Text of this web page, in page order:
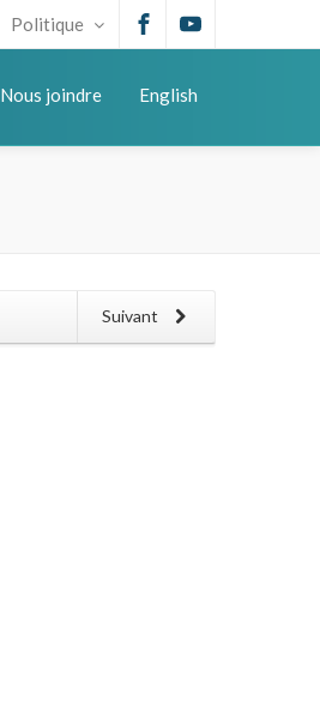
Politique
Nous joindre English
Suivant